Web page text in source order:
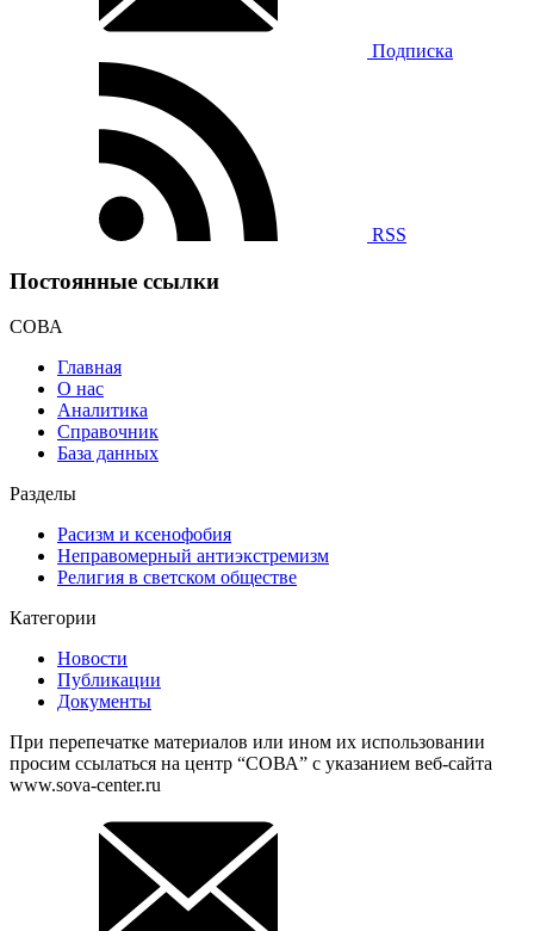
Подписка
RSS
Постоянные ссылки
СОВА
Главная
О нас
Аналитика
Справочник
База данных
Разделы
Расизм и ксенофобия
Неправомерный антиэкстремизм
Религия в светском обществе
Категории
Новости
Публикации
Документы
При перепечатке материалов или ином их использовании
просим ссылаться на центр “СОВА” с указанием веб-сайта
www.sova-center.ru